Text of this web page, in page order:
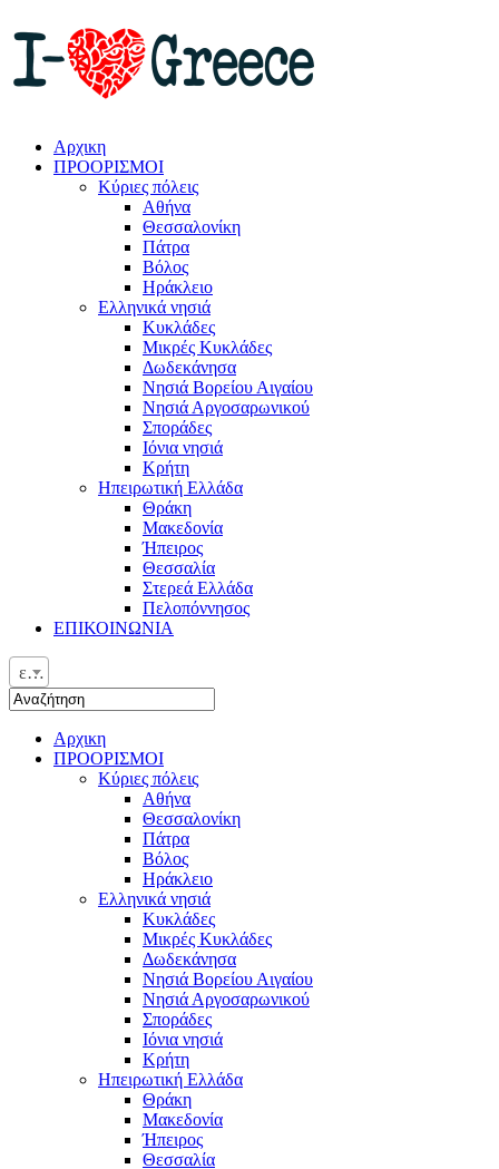
Αρχικη
ΠΡΟΟΡΙΣΜΟΙ
Κύριες πόλεις
Αθήνα
Θεσσαλονίκη
Πάτρα
Βόλος
Ηράκλειο
Ελληνικά νησιά
Κυκλάδες
Μικρές Κυκλάδες
Δωδεκάνησα
Νησιά Βορείου Αιγαίου
Νησιά Αργοσαρωνικού
Σποράδες
Ιόνια νησιά
Κρήτη
Ηπειρωτική Ελλάδα
Θράκη
Μακεδονία
Ήπειρος
Θεσσαλία
Στερεά Ελλάδα
Πελοπόννησος
ΕΠΙΚΟΙΝΩΝΙΑ
ελ
Αρχικη
ΠΡΟΟΡΙΣΜΟΙ
Κύριες πόλεις
Αθήνα
Θεσσαλονίκη
Πάτρα
Βόλος
Ηράκλειο
Ελληνικά νησιά
Κυκλάδες
Μικρές Κυκλάδες
Δωδεκάνησα
Νησιά Βορείου Αιγαίου
Νησιά Αργοσαρωνικού
Σποράδες
Ιόνια νησιά
Κρήτη
Ηπειρωτική Ελλάδα
Θράκη
Μακεδονία
Ήπειρος
Θεσσαλία